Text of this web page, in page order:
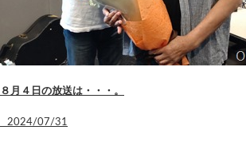
８月４日の放送は・・・。
2024/07/31